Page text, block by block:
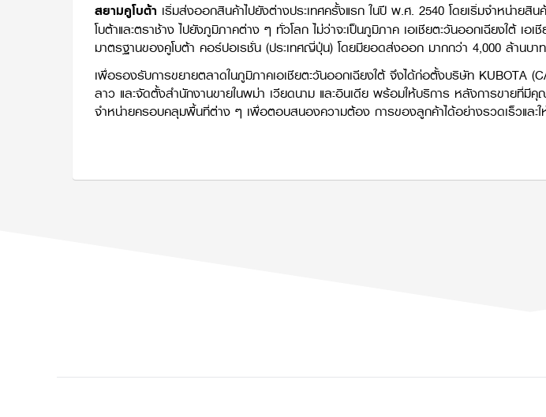
สยามคูโบต้า เริ่มส่งออกสินค้าไปยังต่างประเทศครั้งแรก ในปี พ.ศ. 2540 โดยเริ่มจำหน่าย
โบต้าและตราช้าง ไปยังภูมิภาคต่าง ๆ ทั่วโลก ไม่ว่าจะเป็นภูมิภาค เอเชียตะวันออกเฉียงใต้ เ
มาตรฐานของคูโบต้า คอร์ปอเรชั่น (ประเทศญี่ปุ่น) โดยมียอดส่งออก มากกว่า 4,000 ล้านบาท
เพื่อรองรับการขยายตลาดในภูมิภาคเอเชียตะวันออกเฉียงใต้ จึงได้ก่อตั้งบริษัท KUBOTA
ลาว และจัดตั้งสำนักงานขายในพม่า เวียดนาม และอินเดีย พร้อมให้บริการ หลังการขายที่
จำหน่ายครอบคลุมพื้นที่ต่าง ๆ เพื่อตอบสนองความต้อง การของลูกค้าได้อย่างรวดเร็วและ